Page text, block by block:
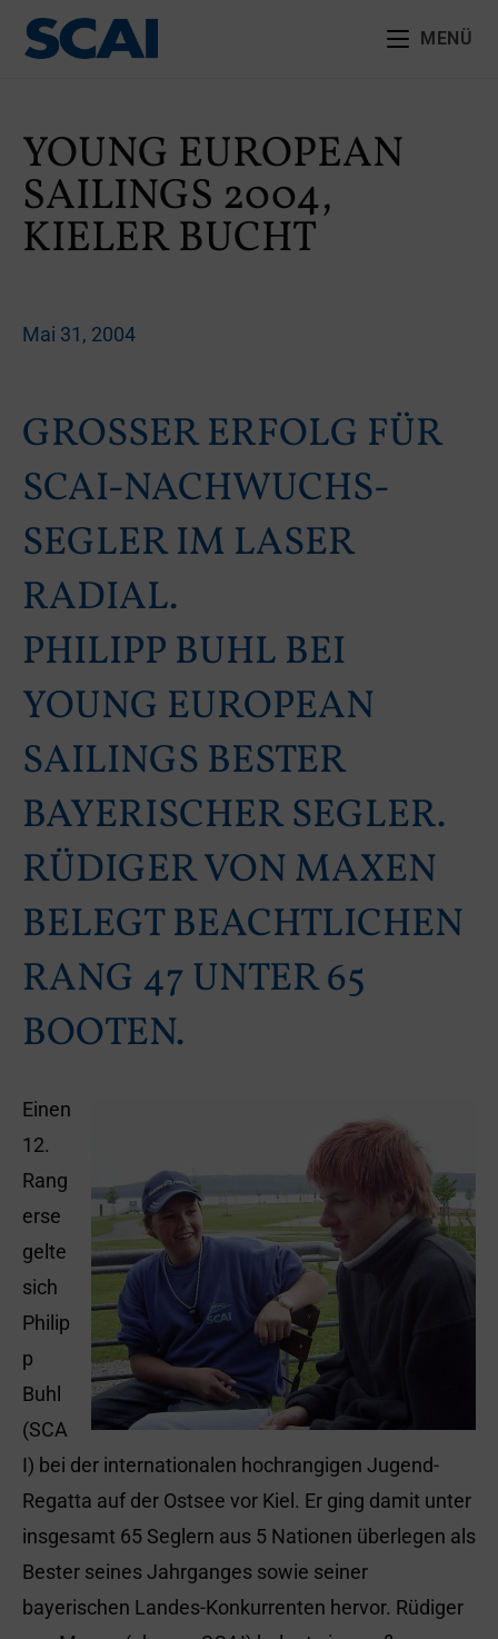
MENÜ
YOUNG EUROPEAN
SAILINGS 2004,
KIELER BUCHT
Mai 31, 2004
GROSSER ERFOLG FÜR S
CAI-NACHWUCHS-S
EGLER IM LASER R
ADIAL.
PHILIPP BUHL BEI
YOUNG EUROPEAN
SAILINGS BESTER
BAYERISCHER SEGLER.
RÜDIGER VON MAXEN
BELEGT BEACHTLICHEN
RANG 47 UNTER 65
BOOTEN.
Einen
12.
Rang
erse
gelte
sich
Philip
p
Buhl
(SCA
I) bei der internationalen hochrangigen Jugend-
Regatta auf der Ostsee vor Kiel. Er ging damit unter
insgesamt 65 Seglern aus 5 Nationen überlegen als
Bester seines Jahrganges sowie seiner
bayerischen Landes-Konkurrenten hervor. Rüdiger